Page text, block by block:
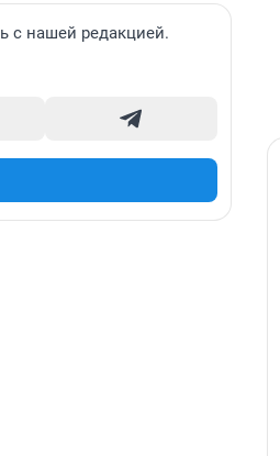
с нашей редакцией.